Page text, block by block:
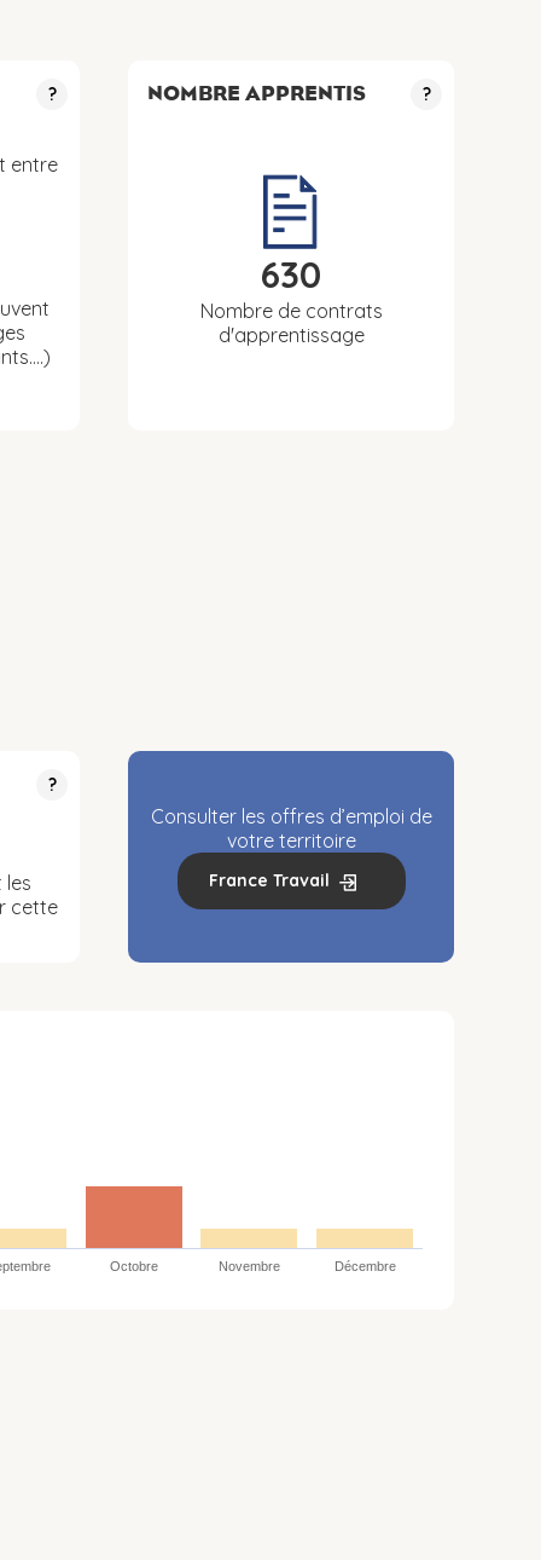
?
entre
NOMBRE APPRENTIS ?
630
Nombre de contrats
d'apprentissage
?
les
cette
Consulter les offres d’emploi de
votre territoire
France Travail
Octobre Novembre Décembre